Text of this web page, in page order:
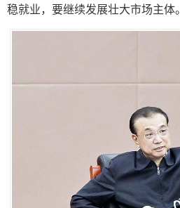
稳就业，要继续发展壮大市场主体。